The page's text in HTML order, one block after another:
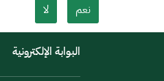
نعم لا
البوابة الإلكترونية